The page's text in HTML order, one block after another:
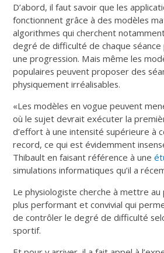
D’abord, il faut savoir que les
fonctionnent grâce à des modèles
algorithmes qui cherchent
degré de difficulté de chaque
une progression. Mais même les
populaires peuvent proposer des
physiquement irréalisables.
«Les modèles en vogue peuvent
où le sujet devrait exécuter la
d’effort à une intensité supérieure à
record, ce qui est évidemment
Thibault en faisant référence à une
simulations informatiques qu’il a
Le physiologiste cherche à mettre au
plus performant et convivial qui
de contrôler le degré de difficulté
sportif.